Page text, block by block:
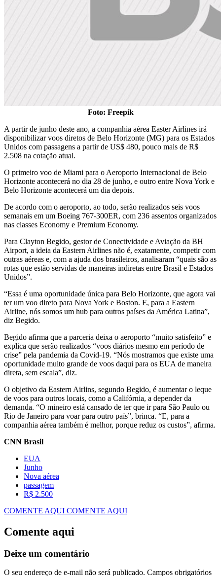
Foto: Freepik
A partir de junho deste ano, a companhia aérea Easter Airlines irá
disponibilizar voos diretos de Belo Horizonte (MG) para os Estados
Unidos com passagens a partir de US$ 480, pouco mais de R$
2.508 na cotação atual.
O primeiro voo de Miami para o Aeroporto Internacional de Belo
Horizonte acontecerá no dia 28 de junho, e outro entre Nova York e
Belo Horizonte acontecerá um dia depois.
De acordo com o aeroporto, ao todo, serão realizados seis voos
semanais em um Boeing 767-300ER, com 236 assentos organizados
nas classes Economy e Premium Economy.
Para Clayton Begido, gestor de Conectividade e Aviação da BH
Airport, a ideia da Eastern Airlines não é, exatamente, competir com
outras aéreas e, com a ajuda dos brasileiros, analisaram “quais são as
rotas que estão servidas de maneiras indiretas entre Brasil e Estados
Unidos”.
“Essa é uma oportunidade única para Belo Horizonte, que agora vai
ter um voo direto para Nova York e Boston. E, para a Eastern
Airline, nós somos um hub para outros países da América Latina”,
diz Begido.
Begido afirma que a parceria deixa o aeroporto “muito satisfeito” e
explica que serão realizados “voos diários mesmo em período de
crise” pela pandemia da Covid-19. “Nós mostramos que existe uma
oportunidade muito grande de voos daqui para os EUA de maneira
direta, sem escala”, diz.
O objetivo da Eastern Airlins, segundo Begido, é aumentar o leque
de voos para outros locais, como a Califórnia, a depender da
demanda. “O mineiro está cansado de ter que ir para São Paulo ou
Rio de Janeiro para voar para outro país”, brinca. “E, para a
companhia aérea também é melhor, porque reduz os custos”, afirma.
CNN Brasil
EUA
Junho
Nova aérea
passagem
R$ 2.500
COMENTE AQUI COMENTE AQUI
Comente aqui
Deixe um comentário
O seu endereço de e-mail não será publicado. Campos obrigatórios